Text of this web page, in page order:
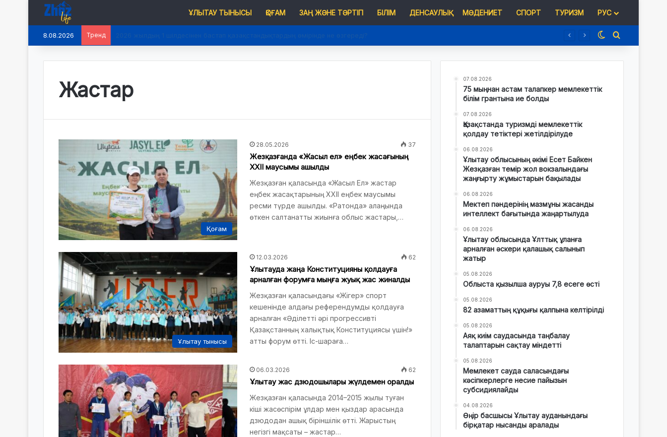
ҰЛЫТАУ ТЫНЫСЫ ҚОҒАМ ЗАҢ ЖӘНЕ ТӘРТІП БІЛІМ ДЕНСАУЛЫҚ МӘДЕНИЕТ СПОРТ ТУРИЗМ РУС
8.08.2026 Тренд Switch skin
Іздеу
Жастар
Қоғам
28.05.2026 37
Жезқазғанда «Жасыл ел» еңбек жасағының
ХХІІ маусымы ашылды
Жезқазған қаласында «Жасыл Ел» жастар
еңбек жасақтарының ХХІІ еңбек маусымы
ресми түрде ашылды. «Ратонда» алаңында
өткен салтанатты жиынға облыс жастары,…
Ұлытау тынысы
12.03.2026 62
Ұлытауда жаңа Конституцияны қолдауға
арналған форумға мыңға жуық жас жиналды
Жезқазған қаласындағы «Жігер» спорт
кешенінде алдағы референдумды қолдауға
арналған «Әділетті әрі прогрессивті
Қазақстанның халықтық Конституциясы үшін!»
атты форум өтті. Іс-шараға…
06.03.2026 62
Ұлытау жас дзюдошылары жүлдемен оралды
Жезқазған қаласында 2014–2015 жылы туған
кіші жасөспірім ұлдар мен қыздар арасында
дзюдодан ашық біріншілік өтті. Жарыстың
негізгі мақсаты – жастар…
07.08.2026
75 мыңнан астам талапкер мемлекеттік
білім грантына ие болды
07.08.2026
Қазақстанда туризмді мемлекеттік
қолдау тетіктері жетілдірілуде
06.08.2026
Ұлытау облысының әкімі Есет Байкен
Жезқазған темір жол вокзалындағы
жаңғырту жұмыстарын бақылады
06.08.2026
Мектеп пәндерінің мазмұны жасанды
интеллект бағытында жаңартылуда
06.08.2026
Ұлытау облысында Ұлттық ұланға
арналған әскери қалашық салынып
жатыр
05.08.2026
Облыста қызылша ауруы 7,8 есеге өсті
05.08.2026
82 азаматтың құқығы қалпына келтірілді
05.08.2026
Аяқ киім саудасында таңбалау
талаптарын сақтау міндетті
05.08.2026
Мемлекет сауда саласындағы
кәсіпкерлерге несие пайызын
субсидиялайды
04.08.2026
Өңір басшысы Ұлытау ауданындағы
бірқатар нысанды аралады